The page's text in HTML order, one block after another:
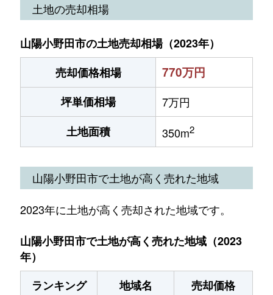
土地の売却相場
山陽小野田市の土地売却相場（2023年）
売却価格相場
770万円
坪単価相場
7万円
土地面積
350m2
山陽小野田市で土地が高く売れた地域
2023年に土地が高く売却された地域です。
山陽小野田市で土地が高く売れた地域（2023
年）
ランキング
地域名
売却価格